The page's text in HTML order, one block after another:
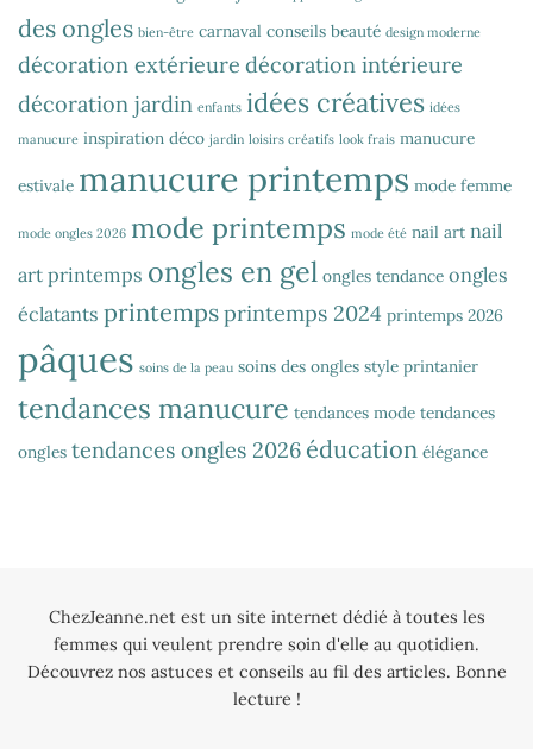
des ongles bien-être carnaval conseils beauté design moderne
décoration extérieure décoration intérieure
décoration jardin enfants idées créatives idées
manucure inspiration déco jardin loisirs créatifs look frais manucure
estivale manucure printemps mode femme
mode ongles 2026 mode printemps mode été nail art nail
art printemps ongles en gel ongles tendance ongles
éclatants printempsprintemps 2024 printemps 2026
pâques soins de la peau soins des ongles style printanier
tendances manucure tendances mode tendances
ongles tendances ongles 2026 éducation élégance
ChezJeanne.net est un site internet dédié à toutes les
femmes qui veulent prendre soin d'elle au quotidien.
Découvrez nos astuces et conseils au fil des articles. Bonne
lecture !